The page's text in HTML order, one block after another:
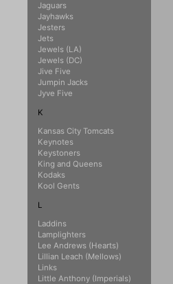
Jaguars
Jayhawks
Jesters
Jets
Jewels (LA)
Jewels (DC)
Jive Five
Jumpin Jacks
Jyve Five
K
Kansas City Tomcats
Keynotes
Keystoners
King and Queens
Kodaks
Kool Gents
L
Laddins
Lamplighters
Lee Andrews (Hearts)
Lillian Leach (Mellows)
Links
Little Anthony (Imperials)